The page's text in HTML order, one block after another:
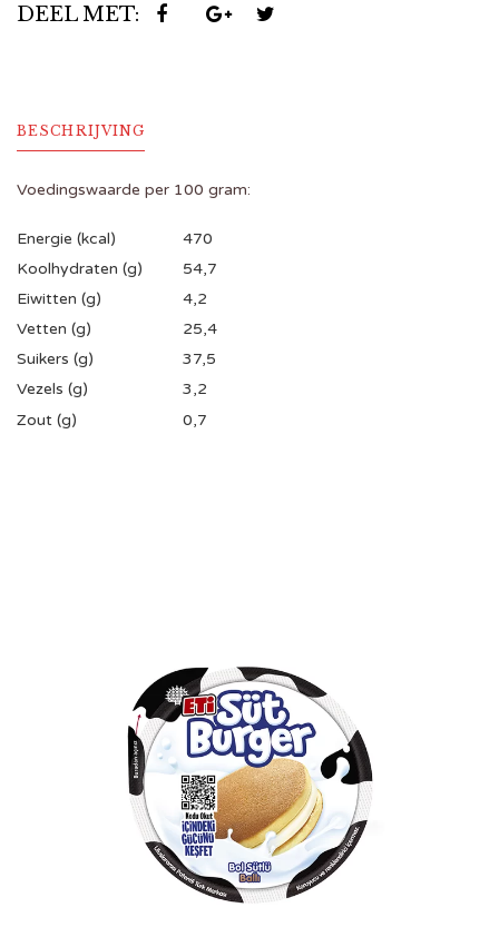
DEEL MET:
BESCHRIJVING
Voedingswaarde per 100 gram:
Energie (kcal)
470
Koolhydraten (g)
54,7
Eiwitten (g)
4,2
Vetten (g)
25,4
Suikers (g)
37,5
Vezels (g)
3,2
Zout (g)
0,7